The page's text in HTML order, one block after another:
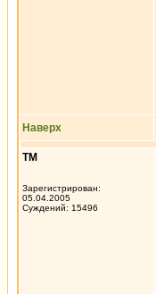
Наверх
ТМ
Зарегистрирован:
05.04.2005
Суждений: 15496